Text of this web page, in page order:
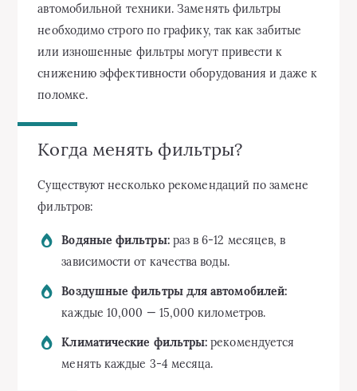
автомобильной техники. Заменять фильтры
необходимо строго по графику, так как забитые
или изношенные фильтры могут привести к
снижению эффективности оборудования и даже к
поломке.
Когда менять фильтры?
Существуют несколько рекомендаций по замене
фильтров:
Водяные фильтры:раз в 6-12 месяцев, в
зависимости от качества воды.
Воздушные фильтры для автомобилей:
каждые 10,000 — 15,000 километров.
Климатические фильтры: рекомендуется
менять каждые 3-4 месяца.